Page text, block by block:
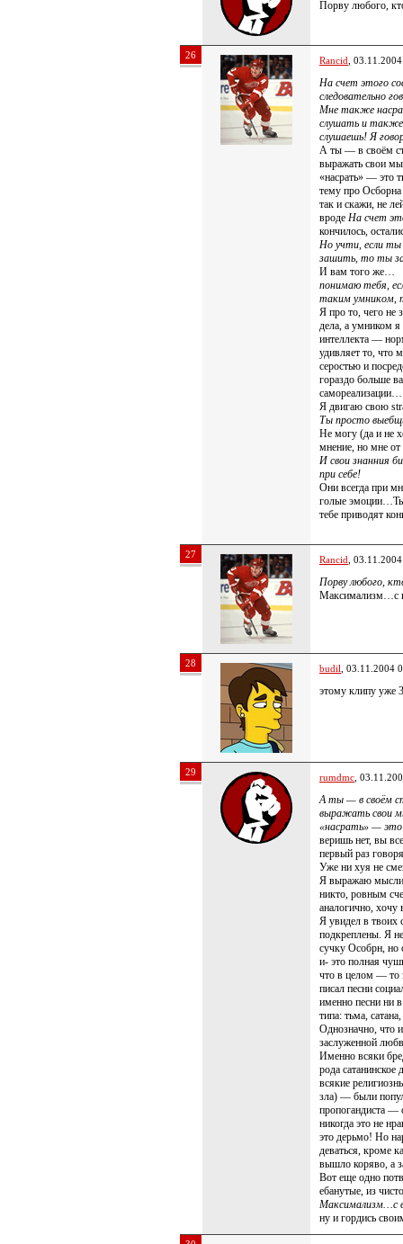
Порву любого,
26 Rancid ,
На счет этого
следовательно
Мне также
слушать и
слушаешь! Я
А ты — в своём
выражать свои
«насрать» — это
тему про
так и скажи, не
вроде На счет
кончилось,
Но учти, если ты
зашить, то ты
И вам того же…
понимаю тебя,
таким умником,
Я про то, чего не
дела, а умником
интеллекта —
удивляет то,
серостью и
гораздо больше
самореализации…
Я двигаю свою
Ты просто
Не могу (да и не
мнение, но мне
И свои знанния
при себе!
Они всегда при
голые эмоции…Ты
тебе приводят
27 Rancid ,
Порву любого,
Максимализм…с
28 budil , 03.11.2004
этому клипу уже
29 rumdmc ,
А ты — в своём
выражать свои
«насрать» —
веришь нет, вы
первый раз
Уже ни хуя не
Я выражаю
никто, ровным
аналогично,
Я увидел в твоих
подкреплены. Я
сучку Особрн, но
и- это полная
что в целом — то
писал песни
именно песни ни
типа: тьма,
Однозначно, что
заслуженной
Именно всяки
рода сатанинское
всякие
зла) — были
пропогандиста —
никогда это не
это дерьмо! Но
деваться, кроме
вышло коряво, а
Вот еще одно
ебанутые, из
Максимализм…с
ну и гордись